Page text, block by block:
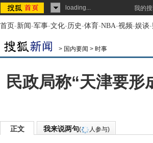
loading... 我的
首页-新闻-军事-文化-历史-体育-NBA-视频-娱谈-
> 国内要闻 > 时事
民政局称“天津要
正文 我来说两句( 人参与)